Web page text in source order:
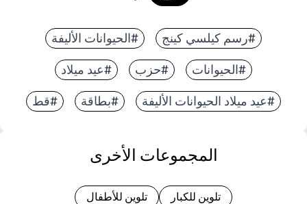
#رسم كيلسي كينج #الحيوانات الأليفة
#الحيوانات #حزب #عيد ميلاد
#عيد ميلاد الحيوانات الأليفة #بطاقة #قط
المجموعات الأخرى
تلوين للكبار تلوين للأطفال